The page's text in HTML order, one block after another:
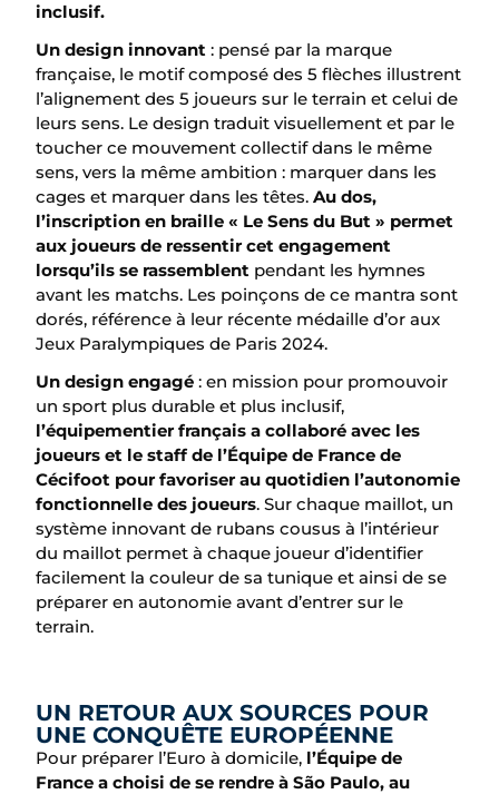
inclusif.
Un design innovant : pensé par la marque
française, le motif composé des 5 flèches illustrent
l’alignement des 5 joueurs sur le terrain et celui de
leurs sens. Le design traduit visuellement et par le
toucher ce mouvement collectif dans le même
sens, vers la même ambition : marquer dans les
cages et marquer dans les têtes. Au dos,
l’inscription en braille « Le Sens du But » permet
aux joueurs de ressentir cet engagement
lorsqu’ils se rassemblent pendant les hymnes
avant les matchs. Les poinçons de ce mantra sont
dorés, référence à leur récente médaille d’or aux
Jeux Paralympiques de Paris 2024.
Un design engagé : en mission pour promouvoir
un sport plus durable et plus inclusif,
l’équipementier français a collaboré avec les
joueurs et le staff de l’Équipe de France de
Cécifoot pour favoriser au quotidien l’autonomie
fonctionnelle des joueurs. Sur chaque maillot, un
système innovant de rubans cousus à l’intérieur
du maillot permet à chaque joueur d’identifier
facilement la couleur de sa tunique et ainsi de se
préparer en autonomie avant d’entrer sur le
terrain.
UN RETOUR AUX SOURCES POUR
UNE CONQUÊTE EUROPÉENNE
Pour préparer l’Euro à domicile, l’Équipe de
France a choisi de se rendre à São Paulo, au